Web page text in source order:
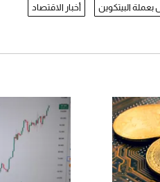
بعملة البيتكوين أخبار الاقتصاد